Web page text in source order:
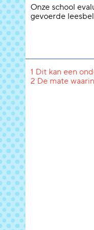
Onze school
gevoerde
1 Dit kan een
2 De mate